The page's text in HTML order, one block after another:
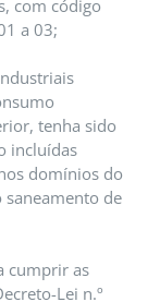
com código
a 03;
tenha sido
incluídas
domínios do
saneamento de
cumprir as
Lei n.º